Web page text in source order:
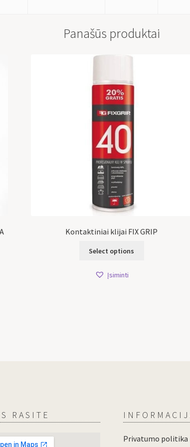
Panašūs produktai
Kontaktiniai klijai FIX GRIP
Select options
Įsiminti
RASITE
Privatumo politika